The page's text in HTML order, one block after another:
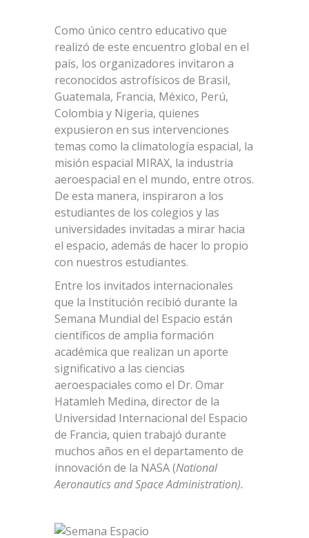
Como único centro educativo que
realizó de este encuentro global en el
país, los organizadores invitaron a
reconocidos astrofísicos de Brasil,
Guatemala, Francia, México, Perú,
Colombia y Nigeria, quienes
expusieron en sus intervenciones
temas como la climatología espacial, la
misión espacial MIRAX, la industria
aeroespacial en el mundo, entre otros.
De esta manera, inspiraron a los
estudiantes de los colegios y las
universidades invitadas a mirar hacia
el espacio, además de hacer lo propio
con nuestros estudiantes.
Entre los invitados internacionales
que la Institución recibió durante la
Semana Mundial del Espacio están
científicos de amplia formación
académica que realizan un aporte
significativo a las ciencias
aeroespaciales como el Dr. Omar
Hatamleh Medina, director de la
Universidad Internacional del Espacio
de Francia, quien trabajó durante
muchos años en el departamento de
innovación de la NASA (National
Aeronautics and Space Administration).